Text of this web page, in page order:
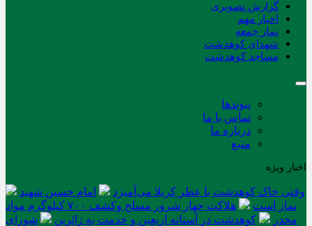
گزارش تصویری
اخبار مهم
نماز جمعه
شهدای کوهدشت
مساجد کوهدشت
پیوندها
تماس با ما
درباره ما
منبع
اخبار ویژه
وقتی خاک کوهدشت با عطر کربلا می‌آمیزد
امام حسین شهید
نماز است
هلاکت چهار شرور مسلح وکشف ۷۰۰ کیلوگرم مواد
مخدر
کوهدشت در آستانه اربعین و خدمت‌ به زائرین
شورای